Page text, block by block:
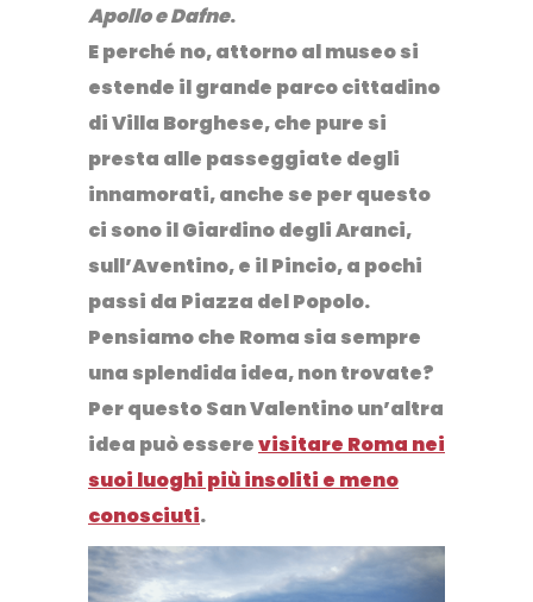
Apollo e Dafne.
E perché no, attorno al museo si
estende il grande parco cittadino
diVilla Borghese, che pure si
presta alle passeggiate degli
innamorati, anche se per questo
ci sono ilGiardino degli Aranci,
sull’Aventino, e ilPincio, a pochi
passi da Piazza del Popolo.
Pensiamo che Roma sia sempre
una splendida idea, non trovate?
Per questo San Valentino un’altra
idea può esserevisitare Roma nei
suoi luoghi più insoliti e meno
conosciuti.